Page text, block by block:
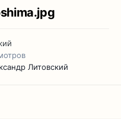
Литовский